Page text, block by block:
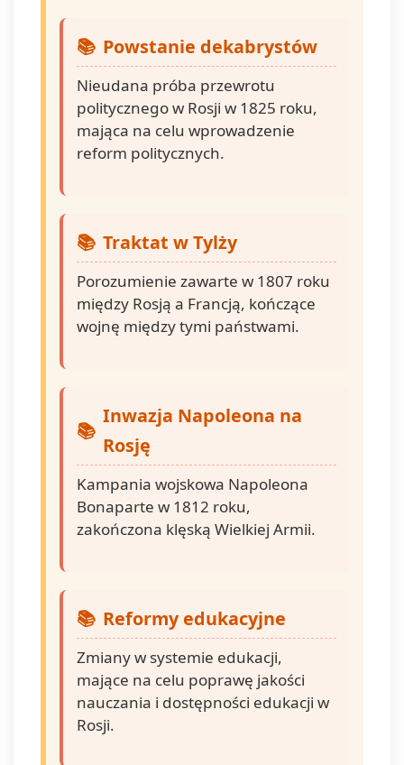
Powstanie dekabrystów
Nieudana próba przewrotu
politycznego w Rosji w 1825 roku,
mająca na celu wprowadzenie
reform politycznych.
Traktat w Tylży
Porozumienie zawarte w 1807 roku
między Rosją a Francją, kończące
wojnę między tymi państwami.
Inwazja Napoleona na
Rosję
Kampania wojskowa Napoleona
Bonaparte w 1812 roku,
zakończona klęską Wielkiej Armii.
Reformy edukacyjne
Zmiany w systemie edukacji,
mające na celu poprawę jakości
nauczania i dostępności edukacji w
Rosji.